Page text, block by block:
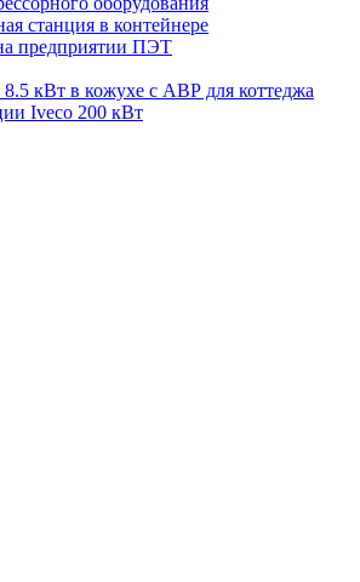
станция в контейнере
предприятии ПЭТ
8.5 кВт в кожухе с АВР для коттеджа
Iveco 200 кВт